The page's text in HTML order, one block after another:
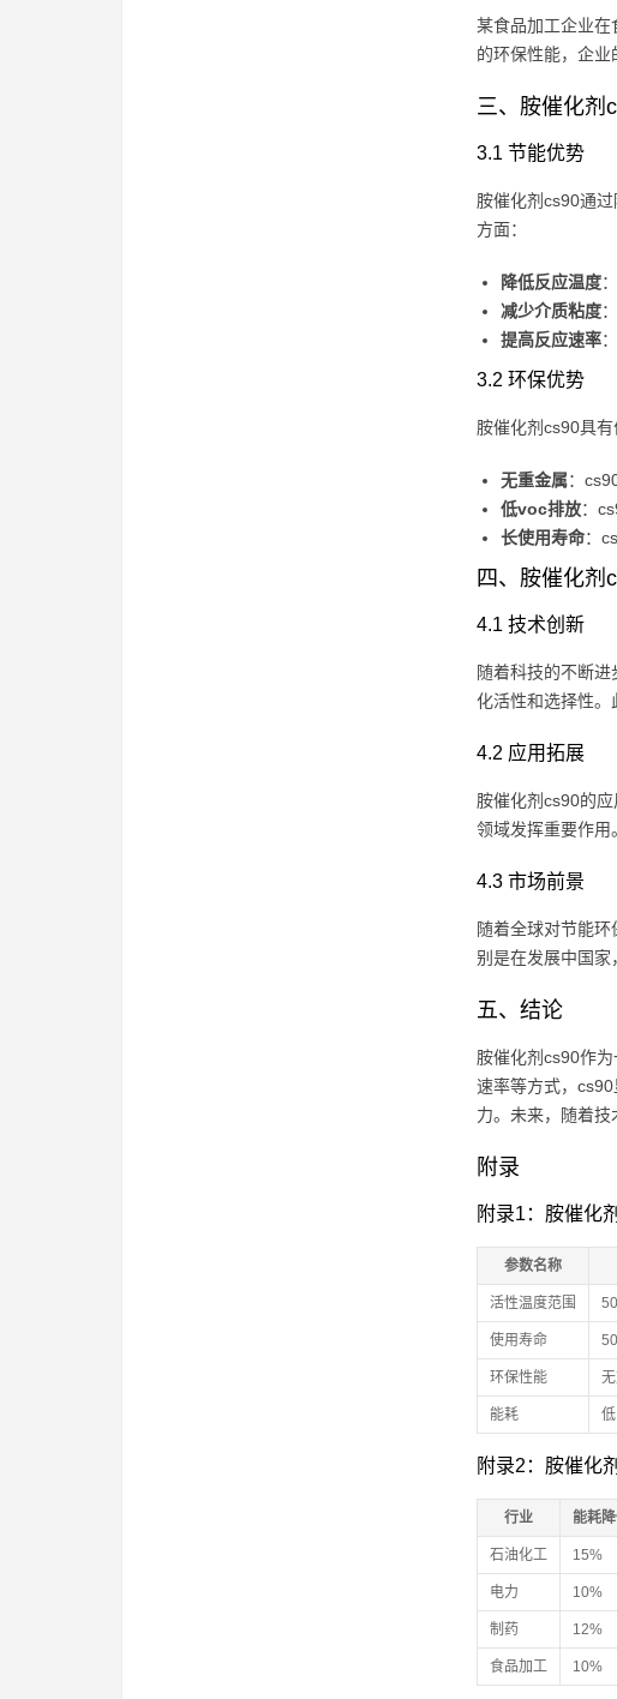
某食品加工企业
的环保性能，企业
三、胺催化剂
3.1 节能优势
胺催化剂cs90通
方面：
降低反应温度
减少介质粘度
提高反应速率
3.2 环保优势
胺催化剂cs90具
无重金属：
低voc排放：
长使用寿命：
四、胺催化剂
4.1 技术创新
随着科技的不断
化活性和选择性。
4.2 应用拓展
胺催化剂cs90的
领域发挥重要作用
4.3 市场前景
随着全球对节能
别是在发展中国家
五、结论
胺催化剂cs90作
速率等方式，
力。未来，随着技
附录
附录1：胺催化
参数名称
活性温度范围
使用寿命
环保性能
能耗 低
附录2：胺催化
行业 能耗
石油化工 15%
电力 10%
制药 12%
食品加工 10%